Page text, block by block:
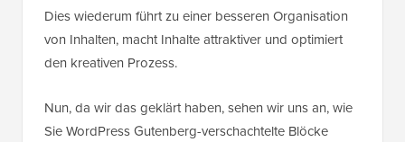
Dies wiederum führt zu einer besseren Organisation
von Inhalten, macht Inhalte attraktiver und optimiert
den kreativen Prozess.
Nun, da wir das geklärt haben, sehen wir uns an, wie
Sie WordPress Gutenberg-verschachtelte Blöcke